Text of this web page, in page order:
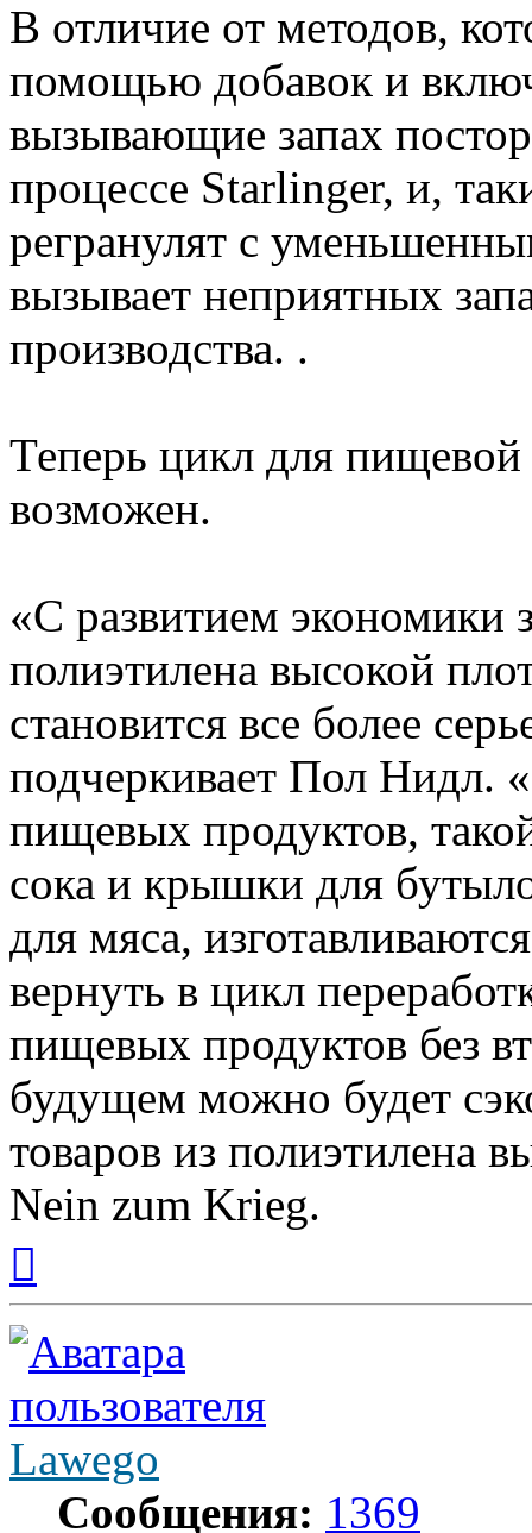
В отличие от методов,
помощью добавок и
вызывающие запах
процессе Starlinger, и,
регранулят с
вызывает неприятных
производства. .
Теперь цикл для
возможен.
«С развитием экономики
полиэтилена высокой
становится все более
подчеркивает Пол Нидл.
пищевых продуктов,
сока и крышки для
для мяса,
вернуть в цикл
пищевых продуктов без
будущем можно будет
товаров из полиэтилена
Nein zum Krieg.
началу
Lawego
Сообщения: 1369